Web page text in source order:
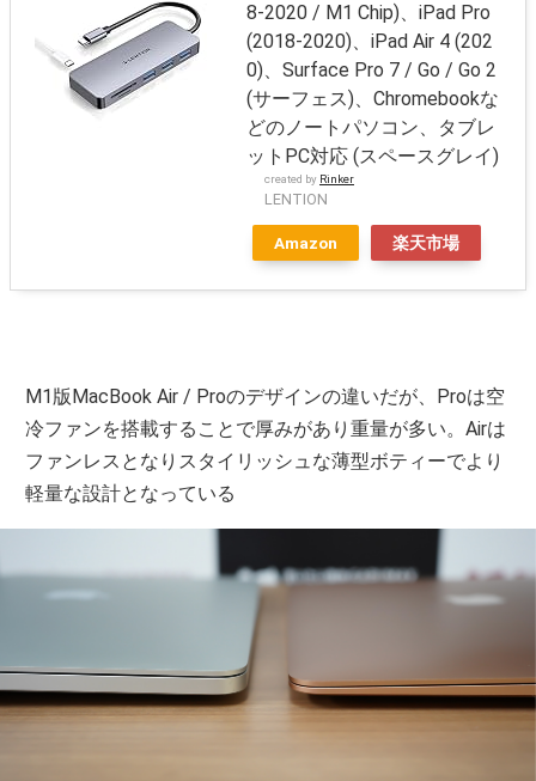
8-2020 / M1 Chip)、iPad Pro
(2018-2020)、iPad Air 4 (202
0)、Surface Pro 7 / Go / Go 2
(サーフェス)、Chromebookな
どのノートパソコン、タブレ
ットPC対応 (スペースグレイ)
created by Rinker
LENTION
Amazon 楽天市場
M1版MacBook Air / Proのデザインの違いだが、Proは空
冷ファンを搭載することで厚みがあり重量が多い。Airは
ファンレスとなりスタイリッシュな薄型ボティーでより
軽量な設計となっている